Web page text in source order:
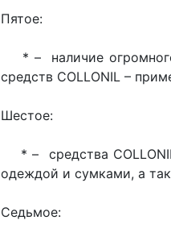
Пятое:
* – наличие
средств COLLONIL –
Шестое:
* – средства
одеждой и сумками, а
Седьмое: